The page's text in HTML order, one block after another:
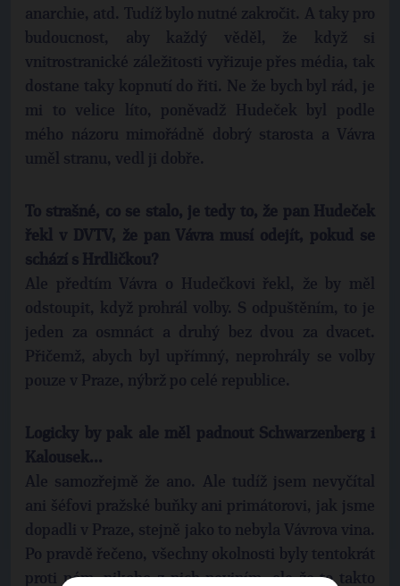
anarchie, atd. Tudíž bylo nutné zakročit. A taky pro
budoucnost, aby každý věděl, že když si
vnitrostranické záležitosti vyřizuje přes média, tak
dostane taky kopnutí do řiti. Ne že bych byl rád, je
mi to velice líto, poněvadž Hudeček byl podle
mého názoru mimořádně dobrý starosta a Vávra
uměl stranu, vedl ji dobře.
To strašné, co se stalo, je tedy to, že pan Hudeček
řekl v DVTV, že pan Vávra musí odejít, pokud se
schází s Hrdličkou?
Ale předtím Vávra o Hudečkovi řekl, že by měl
odstoupit, když prohrál volby. S odpuštěním, to je
jeden za osmnáct a druhý bez dvou za dvacet.
Přičemž, abych byl upřímný, neprohrály se volby
pouze v Praze, nýbrž po celé republice.
Logicky by pak ale měl padnout Schwarzenberg i
Kalousek...
Ale samozřejmě že ano. Ale tudíž jsem nevyčítal
ani šéfovi pražské buňky ani primátorovi, jak jsme
dopadli v Praze, stejně jako to nebyla Vávrova vina.
Po pravdě řečeno, všechny okolnosti byly tentokrát
proti nám, nikoho z nich neviním, ale že to takto